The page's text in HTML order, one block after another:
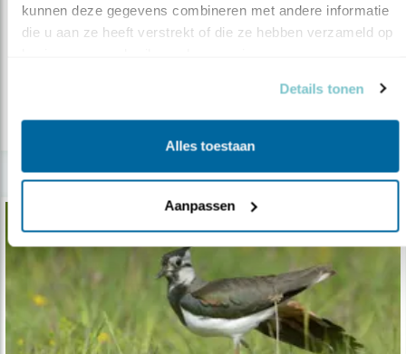
kunnen deze gegevens combineren met andere informatie
die u aan ze heeft verstrekt of die ze hebben verzameld op
Details tonen
Alles toestaan
Aanpassen
Overheid, koop grond!
13.11.23Landschapsgronden kunnen ruimtelijke
lees meer